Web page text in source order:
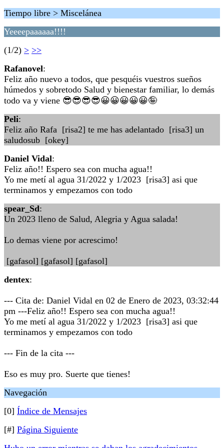
Tiempo libre > Miscelánea
Yeeeepaaaaaa!!!!
(1/2) > >>
Rafanovel:
Feliz año nuevo a todos, que pesquéis vuestros sueños
húmedos y sobretodo Salud y bienestar familiar, lo demás
todo va y viene 😎😎😎😎😀😀😀😀😀🤪
Peli:
Feliz año Rafa [risa2] te me has adelantado [risa3] un
saludosub [okey]
Daniel Vidal:
Feliz año!! Espero sea con mucha agua!!
Yo me metí al agua 31/2022 y 1/2023 [risa3] asi que
terminamos y empezamos con todo
spear_Sd:
Un 2023 lleno de Salud, Alegria y Agua salada!
Lo demas viene por acrescimo!
[gafasol] [gafasol] [gafasol]
dentex:
--- Cita de: Daniel Vidal en 02 de Enero de 2023, 03:32:44
pm ---Feliz año!! Espero sea con mucha agua!!
Yo me metí al agua 31/2022 y 1/2023 [risa3] asi que
terminamos y empezamos con todo
--- Fin de la cita ---
Eso es muy pro. Suerte que tienes!
Navegación
[0] Índice de Mensajes
[#] Página Siguiente